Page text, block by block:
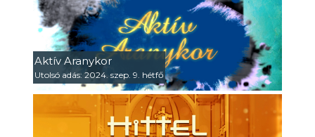
Aktív Aranykor
Utolsó adás: 2024. szep. 9. hétfő